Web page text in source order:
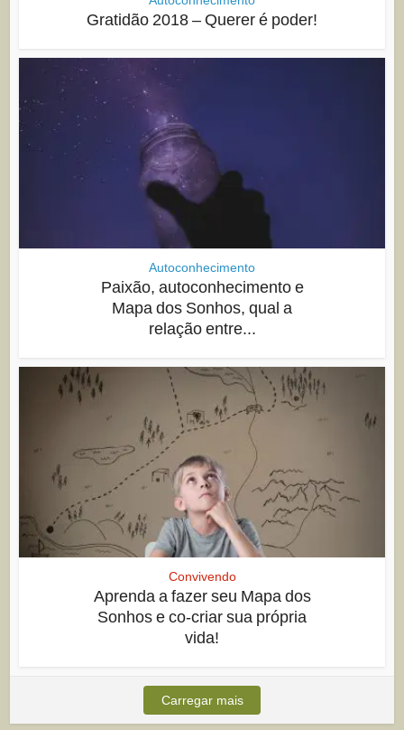
Gratidão 2018 – Querer é poder!
Autoconhecimento
Paixão, autoconhecimento e
Mapa dos Sonhos, qual a
relação entre...
Convivendo
Aprenda a fazer seu Mapa dos
Sonhos e co-criar sua própria
vida!
Carregar mais